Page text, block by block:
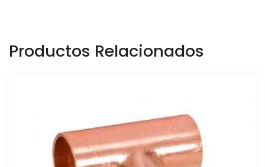
Productos Relacionados